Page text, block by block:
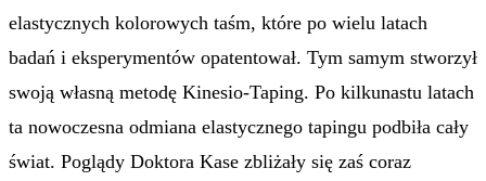
elastycznych kolorowych taśm, które po wielu latach
badań i eksperymentów opatentował. Tym samym stworzył
swoją własną metodę Kinesio-Taping. Po kilkunastu latach
ta nowoczesna odmiana elastycznego tapingu podbiła cały
świat. Poglądy Doktora Kase zbliżały się zaś coraz